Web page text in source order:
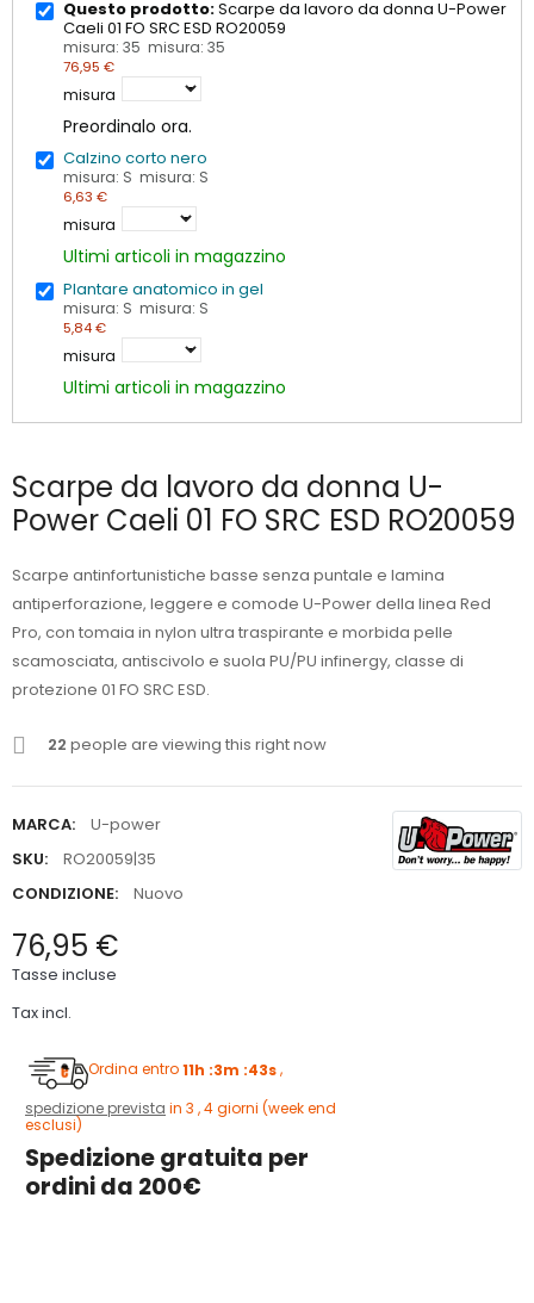
Questo prodotto:Scarpe da lavoro da donna U-Power
Caeli 01 FO SRC ESD RO20059
misura: 35 misura: 35
76,95 €
misura
Preordinalo ora.
Calzino corto nero
misura: S misura: S
6,63 €
misura
Ultimi articoli in magazzino
Plantare anatomico in gel
misura: S misura: S
5,84 €
misura
Ultimi articoli in magazzino
Scarpe da lavoro da donna U-
Power Caeli 01 FO SRC ESD RO20059
Scarpe antinfortunistiche basse senza puntale e lamina
antiperforazione, leggere e comode U-Power della linea Red
Pro, con tomaia in nylon ultra traspirante e morbida pelle
scamosciata, antiscivolo e suola PU/PU infinergy, classe di
protezione 01 FO SRC ESD.
22 people are viewing this right now
MARCA:
U-power
SKU:
RO20059|35
CONDIZIONE:
Nuovo
76,95 €
Tasse incluse
Tax incl.
Ordina entro11h :3m :42s,
spedizione prevista in 3 , 4 giorni (week end
esclusi)
Spedizione gratuita per
ordini da 200€